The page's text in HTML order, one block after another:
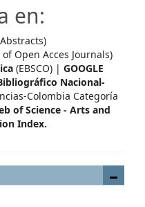
en:
Open Acces Journals)
(EBSCO) | GOOGLE
Nacional-
Colombia Categoría
of Science - Arts and
Index.